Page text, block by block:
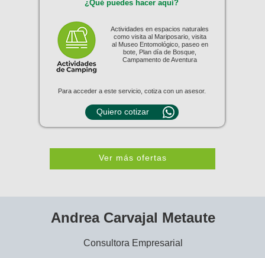
¿Qué puedes hacer aquí?
Actividades en espacios naturales
como visita al Mariposario, visita
al Museo Entomológico, paseo en
bote, Plan día de Bosque,
Campamento de Aventura
Para acceder a este servicio, cotiza con un asesor.
Quiero cotizar
Ver más ofertas
Andrea Carvajal Metaute
Consultora Empresarial